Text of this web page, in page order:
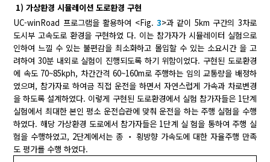
1) 가상환경 시뮬레이션 도로환경 구현
UC-winRoad 프로그램을 활용하여 <Fig. 3>과 같이 5km 구간의 3차로
도시부 고속도로 환경을 구현하였 다. 이는 참가자가 시뮬레이터 실험으로
인하여 느낄 수 있는 불편감을 최소화하고 몰입할 수 있는 소요시간 을 고
려하여 30분 내외로 실험이 진행되도록 하기 위함이었다. 구현된 도로환경
에 속도 70~85kph, 차간간격 60~160m로 주행하는 임의 교통량을 배정하
였으며, 참가자로 하여금 직접 운전을 하면서 자연스럽게 가속과 차로변경
을 하도록 설계하였다. 이렇게 구현된 도로환경에서 실험 참가자들은 1단계
실험에서 최대한 본인 평소 운전습관에 맞춰 운전을 하는 주행 실험을 수행
하였다. 해당 가상환경 도로에서 참가자들은 1단계 실 험을 통하여 주행 실
험을 수행하였고, 2단계에서는 종 ‧ 횡방향 가속도에 대한 자율주행 만족
도 평가를 수행 하였다.